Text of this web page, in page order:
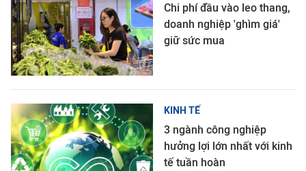
Chi phí đầu vào leo thang,
doanh nghiệp 'ghìm giá'
giữ sức mua
KINH TẾ
3 ngành công nghiệp
hưởng lợi lớn nhất với kinh
tế tuần hoàn